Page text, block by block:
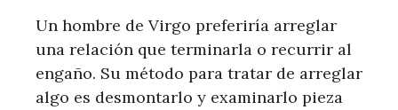
Un hombre de Virgo preferiría arreglar
una relación que terminarla o recurrir al
engaño. Su método para tratar de arreglar
algo es desmontarlo y examinarlo pieza